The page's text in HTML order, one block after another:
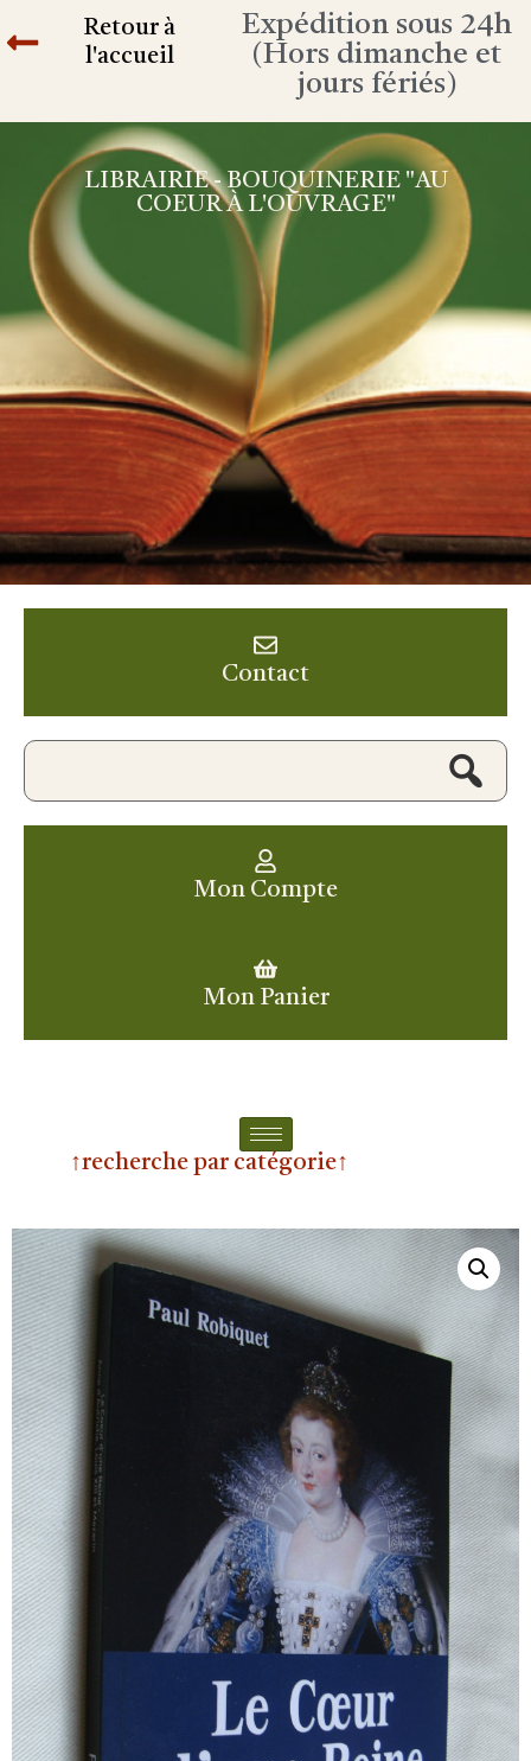
Retour à
l'accueil
Expédition sous 24h
(Hors dimanche et
jours fériés)
LIBRAIRIE - BOUQUINERIE "AU
COEUR À L'OUVRAGE"
Contact
Mon Compte
Mon Panier
↑recherche par catégorie↑